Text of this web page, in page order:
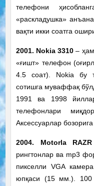
телефони
«раскладушка»
вақти икки соатга
2001. Nokia 3310 –
«ғишт» телефон
4.5 соат). Nokia бу
сотишга муваффақ
1991 ва 1998
телефонлари
Аксессуарлар бозорига
2004. Motorla
рингтонлар ва mp3
пикселли VGA
юпқаси (15 мм.). 100